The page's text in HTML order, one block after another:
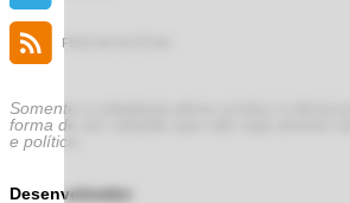
FEED DE NOTÍCIAS
Somente a cidadania plena conduz à
forma de ser cidadão que não seja através
e política.
Desenvolvedor